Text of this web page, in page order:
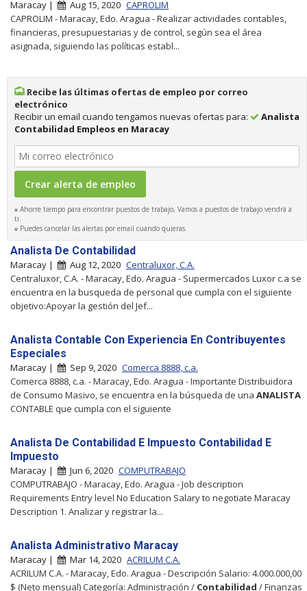
Maracay | Aug 15, 2020 CAPROLIM
CAPROLIM - Maracay, Edo. Aragua - Realizar actividades contables,
financieras, presupuestarias y de control, según sea el área
asignada, siguiendo las políticas establ...
Recibe las últimas ofertas de empleo por correo
electrónico
Recibir un email cuando tengamos nuevas ofertas para:
Analista
Contabilidad Empleos en Maracay
Ahorre tiempo para encontrar puestos de trabajo, Vamos a puestos de trabajo vendrá a
ti.
Puedes cancelar las alertas por email cuando quieras.
Analista De Contabilidad
Maracay | Aug 12, 2020 Centraluxor, C.A.
Centraluxor, C.A. - Maracay, Edo. Aragua - Supermercados Luxor c.a se
encuentra en la busqueda de personal que cumpla con el siguiente
objetivo:Apoyar la gestión del Jef...
Analista Contable Con Experiencia En Contribuyentes
Especiales
Maracay | Sep 9, 2020 Comerca 8888, c.a.
Comerca 8888, c.a. - Maracay, Edo. Aragua - Importante Distribuidora
de Consumo Masivo, se encuentra en la búsqueda de una ANALISTA
CONTABLE que cumpla con el siguiente
Analista De Contabilidad E Impuesto Contabilidad E
Impuesto
Maracay | Jun 6, 2020 COMPUTRABAJO
COMPUTRABAJO - Maracay, Edo. Aragua - Job description
Requirements Entry level No Education Salary to negotiate Maracay
Description 1. Analizar y registrar la...
Analista Administrativo Maracay
Maracay | Mar 14, 2020 ACRILUM C.A.
ACRILUM C.A. - Maracay, Edo. Aragua - Descripción Salario: 4.000.000,00
$ (Neto mensual) Categoría: Administración / Contabilidad / Finanzas